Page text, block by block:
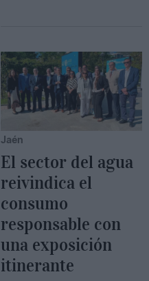
Jaén
El sector del agua
reivindica el
consumo
responsable con
una exposición
itinerante